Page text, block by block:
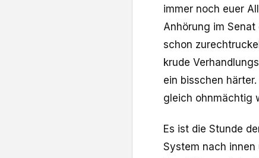
immer noch euer
Anhörung im
schon
krude
ein bisschen
gleich ohnmächtig
Es ist die Stunde
System nach innen